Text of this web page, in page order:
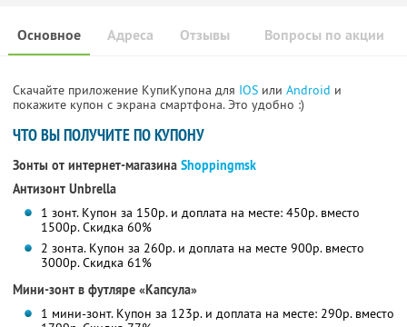
Основное Отзывы Вопросы по акции
Адреса
Скачайте приложение КупиКупона для IOS или Android и
покажите купон с экрана смартфона. Это удобно :)
ЧТО ВЫ ПОЛУЧИТЕ ПО КУПОНУ
Зонты от интернет-магазина Shoppingmsk
Антизонт Unbrella
1 зонт. Купон за 150р. и доплата на месте: 450р. вместо
1500р.Скидка 60%
2 зонта. Купон за 260р. и доплата на месте 900р. вместо
3000р.Скидка 61%
Мини-зонт в футляре «Капсула»
1 мини-зонт. Купон за 123р. и доплата на месте: 290р. вместо